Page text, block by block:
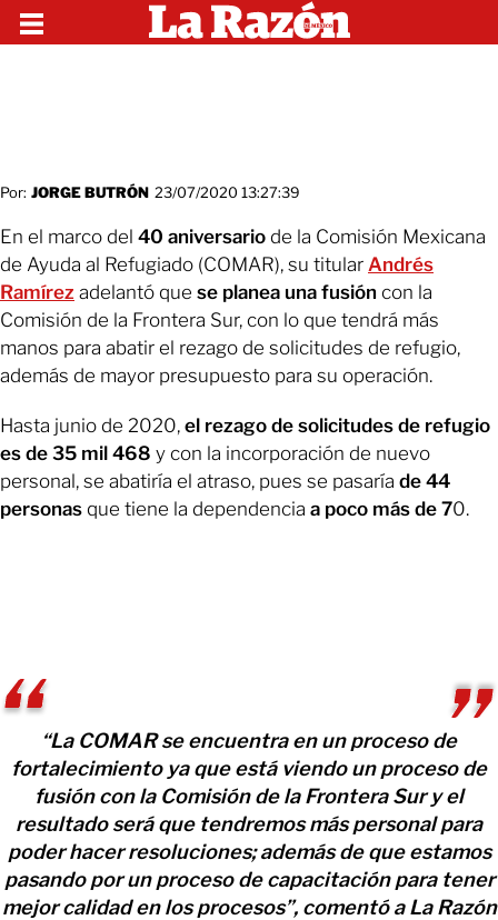
Por: JORGE BUTRÓN 23/07/2020 13:27:39
En el marco del 40 aniversario de la Comisión Mexicana
de Ayuda al Refugiado (COMAR), su titular Andrés
Ramírez adelantó que se planea una fusión con la
Comisión de la Frontera Sur, con lo que tendrá más
manos para abatir el rezago de solicitudes de refugio,
además de mayor presupuesto para su operación.
Hasta junio de 2020, el rezago de solicitudes de refugio
es de 35 mil 468 y con la incorporación de nuevo
personal, se abatiría el atraso, pues se pasaría de 44
personas que tiene la dependencia a poco más de 70.
“La COMAR se encuentra en un proceso de
fortalecimiento ya que está viendo un proceso de
fusión con la Comisión de la Frontera Sur y el
resultado será que tendremos más personal para
poder hacer resoluciones; además de que estamos
pasando por un proceso de capacitación para tener
mejor calidad en los procesos”, comentó a La Razón